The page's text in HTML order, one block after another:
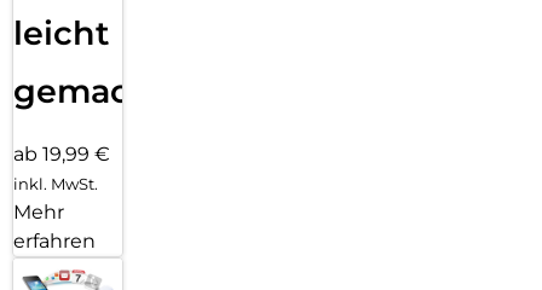
leicht
gemacht!
ab 19,99 €
inkl. MwSt.
Mehr
erfahren